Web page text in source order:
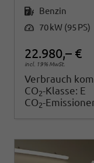
Kraftstoff Benzin
Leistung 70 kW (95 PS)
22.980,– €
incl. 19% MwSt.
Verbrauch
CO2-Klasse: E
CO2-